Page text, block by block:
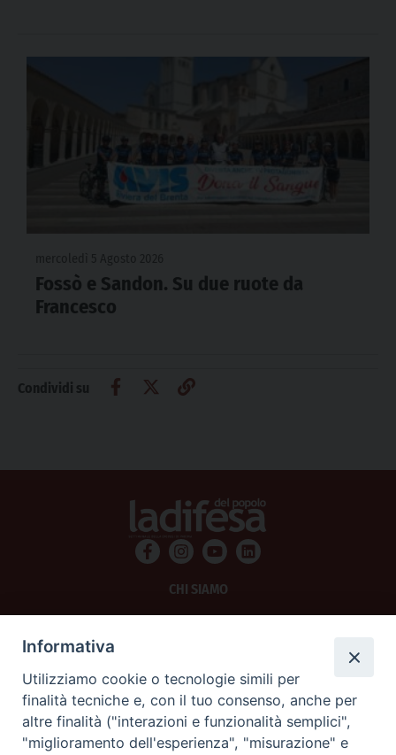
Fossò e Sandon. Su due ruote da
Francesco
Condividi su
CHI SIAMO
SCRIVICI
Informativa
Utilizziamo cookie o tecnologie simili per
finalità tecniche e, con il tuo consenso, anche per
altre finalità ("interazioni e funzionalità semplici",
"miglioramento dell'esperienza", "misurazione" e